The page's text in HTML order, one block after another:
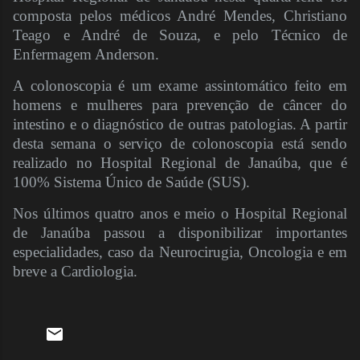
composta pelos médicos André Mendes, Christiano
Teago e André de Souza, e pelo Técnico de
Enfermagem Anderson.
A colonoscopia é um exame assintomático feito em
homens e mulheres para prevenção de câncer do
intestino e o diagnóstico de outras patologias. A partir
desta semana o serviço de colonoscopia está sendo
realizado no Hospital Regional de Janaúba, que é
100% Sistema Único de Saúde (SUS).
Nos últimos quatro anos e meio o Hospital Regional
de Janaúba passou a disponibilizar importantes
especialidades, caso da Neurocirugia, Oncologia e em
breve a Cardiologia.